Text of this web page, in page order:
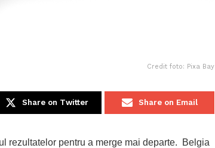
Credit foto: Pixa Bay
Share on Twitter Share on Email
rezultatelor pentru a merge mai departe. Belgia